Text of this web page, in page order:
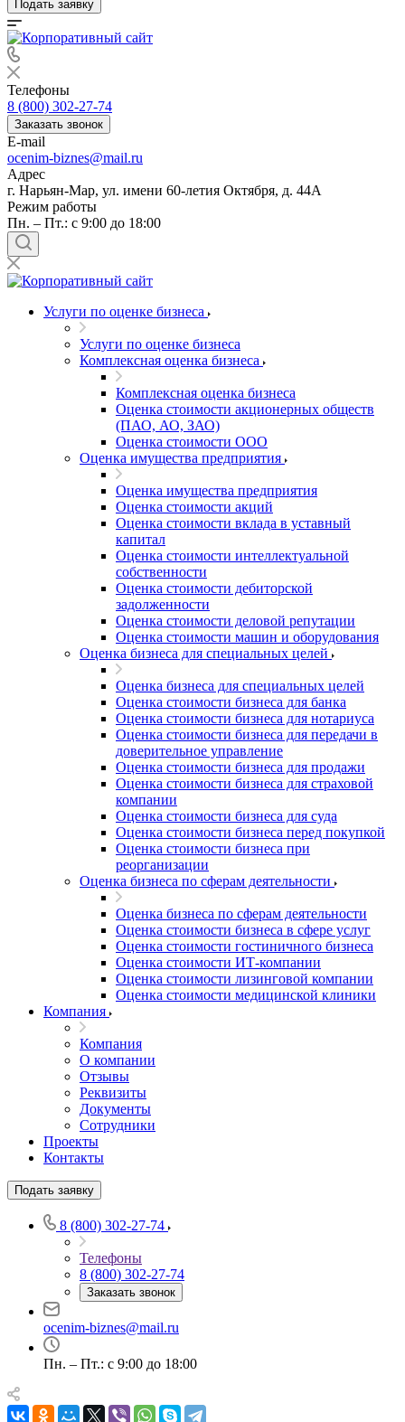
Подать заявку
Телефоны
8 (800) 302-27-74
Заказать звонок
E-mail
ocenim-biznes@mail.ru
Адрес
г. Нарьян-Мар, ул. имени 60-летия Октября, д. 44А
Режим работы
Пн. – Пт.: с 9:00 до 18:00
Услуги по оценке бизнеса
Услуги по оценке бизнеса
Комплексная оценка бизнеса
Комплексная оценка бизнеса
Оценка стоимости акционерных обществ
(ПАО, АО, ЗАО)
Оценка стоимости ООО
Оценка имущества предприятия
Оценка имущества предприятия
Оценка стоимости акций
Оценка стоимости вклада в уставный
капитал
Оценка стоимости интеллектуальной
собственности
Оценка стоимости дебиторской
задолженности
Оценка стоимости деловой репутации
Оценка стоимости машин и оборудования
Оценка бизнеса для специальных целей
Оценка бизнеса для специальных целей
Оценка стоимости бизнеса для банка
Оценка стоимости бизнеса для нотариуса
Оценка стоимости бизнеса для передачи в
доверительное управление
Оценка стоимости бизнеса для продажи
Оценка стоимости бизнеса для страховой
компании
Оценка стоимости бизнеса для суда
Оценка стоимости бизнеса перед покупкой
Оценка стоимости бизнеса при
реорганизации
Оценка бизнеса по сферам деятельности
Оценка бизнеса по сферам деятельности
Оценка стоимости бизнеса в сфере услуг
Оценка стоимости гостиничного бизнеса
Оценка стоимости ИТ-компании
Оценка стоимости лизинговой компании
Оценка стоимости медицинской клиники
Компания
Компания
О компании
Отзывы
Реквизиты
Документы
Сотрудники
Проекты
Контакты
Подать заявку
8 (800) 302-27-74
Телефоны
8 (800) 302-27-74
Заказать звонок
ocenim-biznes@mail.ru
Пн. – Пт.: с 9:00 до 18:00
Выберите ваш город
Например:Нарьян-Мар
Абдулино
Алушта
Альметьевск